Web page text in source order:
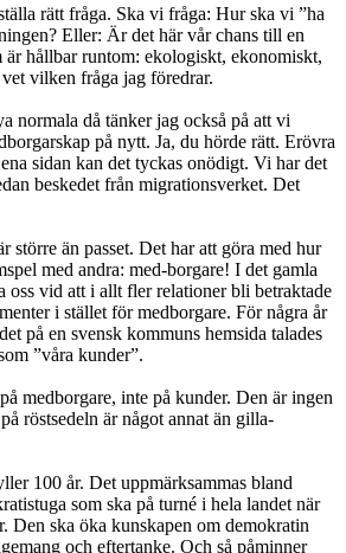
rätt fråga. Ska vi fråga: Hur ska vi ”ha
Eller: Är det här vår chans till en
är hållbar runtom: ekologiskt, ekonomiskt,
vilken fråga jag föredrar.
normala då tänker jag också på att vi
på nytt. Ja, du hörde rätt. Erövra
sidan kan det tyckas onödigt. Vi har det
beskedet från migrationsverket. Det
större än passet. Det har att göra med hur
med andra: med-borgare! I det gamla
oss vid att i allt fler relationer bli betraktade
i stället för medborgare. För några år
på en svensk kommuns hemsida talades
”våra kunder”.
medborgare, inte på kunder. Den är ingen
röstsedeln är något annat än gilla-
100 år. Det uppmärksammas bland
som ska på turné i hela landet när
Den ska öka kunskapen om demokratin
och eftertanke. Och så påminner